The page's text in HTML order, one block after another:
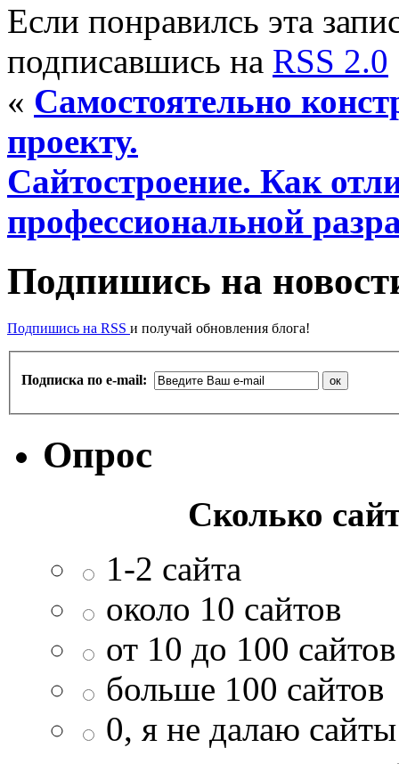
Если понравилсь эта
подписавшись на RSS 2.0
« Самостоятельно
проекту.
Сайтостроение. Как
профессиональной
Подпишись на
Подпишись на RSS и получай обновления блога!
Подписка по e-mail:
Опрос
Сколько
1-2 сайта
около 10 сайтов
от 10 до 100 сайтов
больше 100 сайтов
0, я не далаю сайты